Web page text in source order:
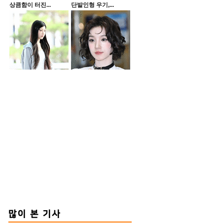
상큼함이 터진... 단발인형 우기,...